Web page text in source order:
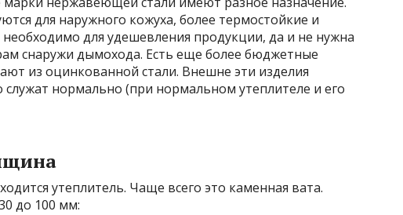
для наружного кожуха, более термостойкие и
для удешевления продукции, да и не нужна
снаружи дымохода. Есть еще более бюджетные
из оцинкованной стали. Внешне эти изделия
нормально (при нормальном утеплителе и его
утеплитель. Чаще всего это каменная вата.
до 100 мм: